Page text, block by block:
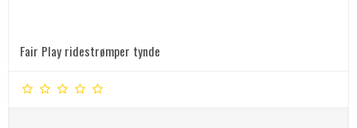
Fair Play ridestrømper tynde